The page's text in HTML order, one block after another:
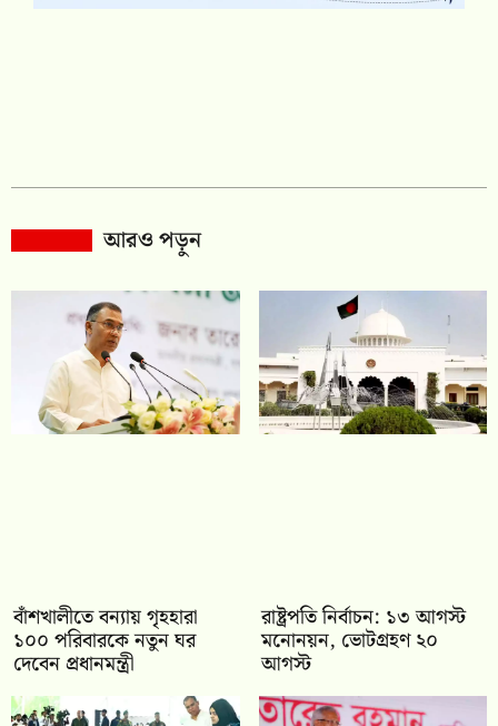
আরও পড়ুন
বাঁশখালীতে বন্যায় গৃহহারা
১০০ পরিবারকে নতুন ঘর
দেবেন প্রধানমন্ত্রী
রাষ্ট্রপতি নির্বাচন: ১৩ আগস্ট
মনোনয়ন, ভোটগ্রহণ ২০
আগস্ট